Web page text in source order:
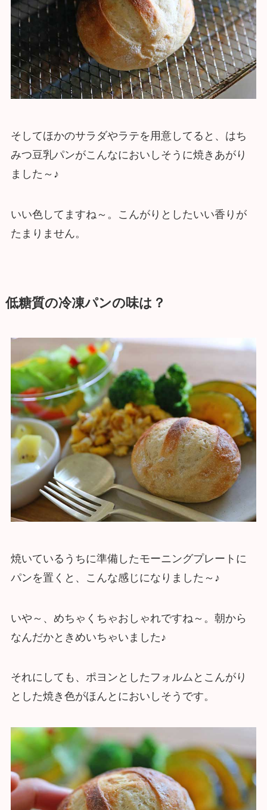
そしてほかのサラダやラテを用意してると、はち
みつ豆乳パンがこんなにおいしそうに焼きあがり
ました～♪
いい色してますね～。こんがりとしたいい香りが
たまりません。
低糖質の冷凍パンの味は？
焼いているうちに準備したモーニングプレートに
パンを置くと、こんな感じになりました～♪
いや～、めちゃくちゃおしゃれですね～。朝から
なんだかときめいちゃいました♪
それにしても、ポヨンとしたフォルムとこんがり
とした焼き色がほんとにおいしそうです。